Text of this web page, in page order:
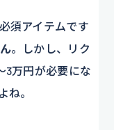
須アイテムです
。しかし、リク
3万円が必要にな
ね。